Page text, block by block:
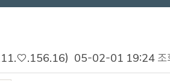
05-02-01 19:24 조